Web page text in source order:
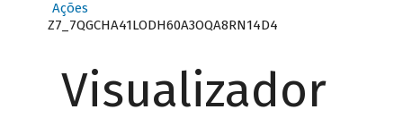
Ações
Z7_7QGCHA41LODH60A3OQA8RN14D4
Visualizador